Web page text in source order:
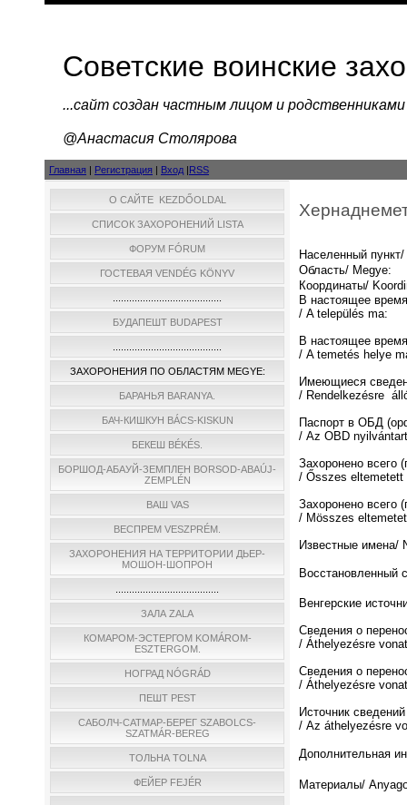
Советские воинские
...cайт создан частным лицом и
@Анастасия Столярова
Главная | Регистрация | Вход |RSS
О САЙТЕ KEZDŐOLDAL
СПИСОК ЗАХОРОНЕНИЙ LISTA
ФОРУМ FÓRUM
ГОСТЕВАЯ VENDÉG KÖNYV
БУДАПЕШТ BUDAPEST
ЗАХОРОНЕНИЯ ПО ОБЛАСТЯМ MEGYE:
БАРАНЬЯ BARANYA.
БАЧ-КИШКУН BÁCS-KISKUN
БЕКЕШ BÉKÉS.
БОРШОД-АБАУЙ-ЗЕМПЛЕН BORSOD-ABAÚJ-
ZEMPLÉN
ВАШ VAS
ВЕСПРЕМ VESZPRÉM.
ЗАХОРОНЕНИЯ НА ТЕРРИТОРИИ ДЬЕР-
МОШОН-ШОПРОН
ЗАЛА ZALA
КОМАРОМ-ЭСТЕРГОМ KOMÁROM-
ESZTERGOM.
НОГРАД NÓGRÁD
ПЕШТ PEST
САБОЛЧ-САТМАР-БЕРЕГ SZABOLCS-
SZATMÁR-BEREG
ТОЛЬНА TOLNA
ФЕЙЕР FEJÉR
Населенный
Область/ Megye:
Координаты/
В настоящее
/ A település ma:
В настоящее
/ A temetés helye
Имеющиеся
/ Rendelkezésre
Паспорт в ОБД
/ Az OBD
Захоронено всего
/ Ősszes eltemetett
Захоронено всего
/ Мösszes
Известные имена/
Восстановленный
Венгерские
Сведения о
/ Áthelyezésre
Сведения о
/ Áthelyezésre
Источник
/ Az áthelyezésre
Дополнительная
Материалы/